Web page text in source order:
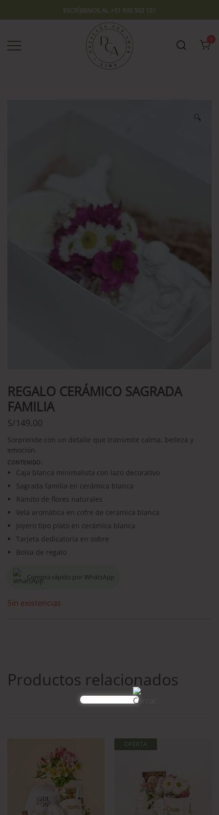
ESCRÍBENOS AL +51 933 502 151
0
🔍
REGALO CERÁMICO SAGRADA
FAMILIA
S/149.00
Sorprende con un detalle que transmite calma, belleza y
emoción.
CONTENIDO:
Caja blanca minimalista con lazo decorativo
Sagrada familia en cerámica blanca
Ramito de flores naturales
Vela aromática en cofre de cerámica blanca
Joyero tipo plato en cerámica blanca
Tarjeta dedicatoria en sobre
Bolsa de regalo
Compra rápido por WhatsApp
Sin existencias
Productos relacionados
OFERTA